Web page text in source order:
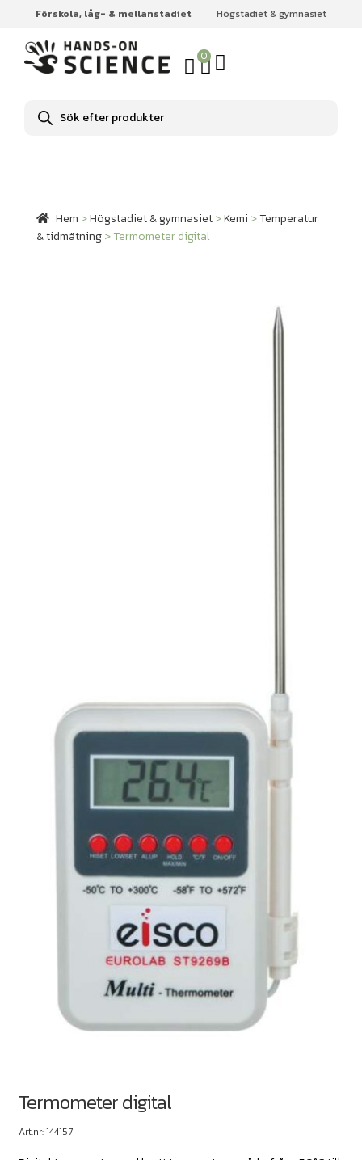
Förskola, låg- & mellanstadiet Högstadiet & gymnasiet
0
Produktsökning
Hem Högstadiet & gymnasiet Kemi
Temperatur &
tidmätning
Termometer digital
Hem >Högstadiet & gymnasiet>Kemi >Temperatur
& tidmätning>Termometer digital
Termometer digital
Art.nr: 144157